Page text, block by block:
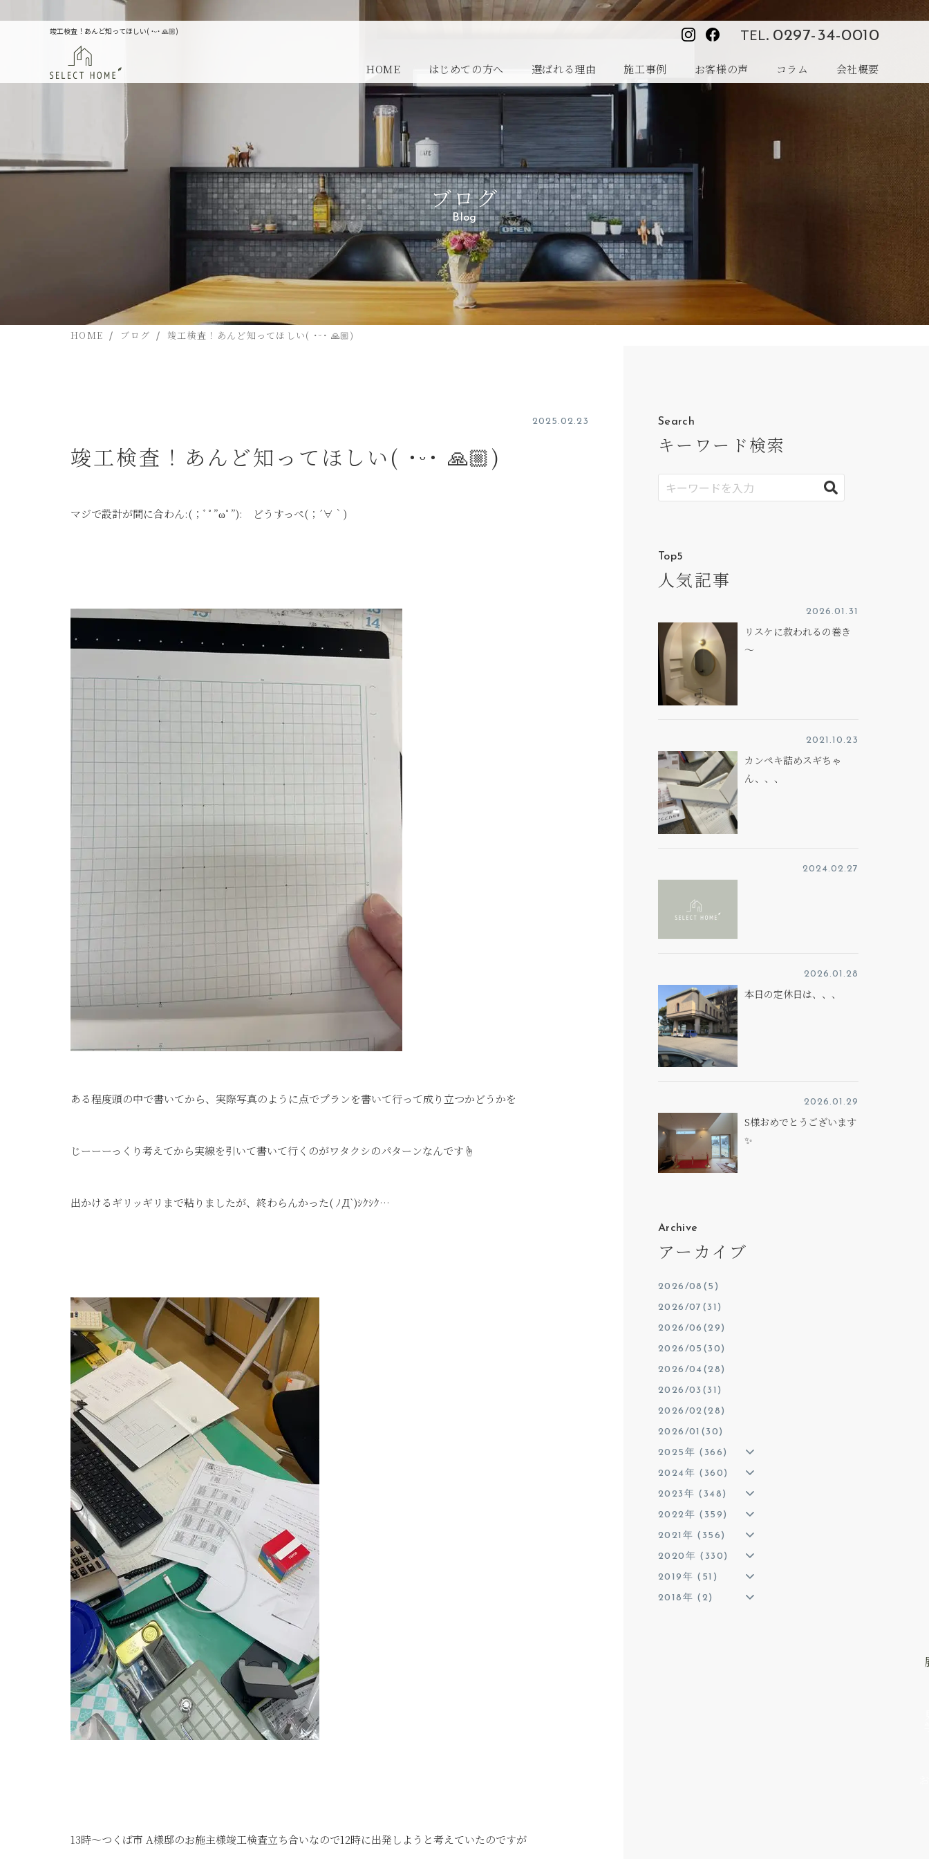
竣工検査！あんど知ってほしい( ˙ᵕ˙ 🙏🏼) TEL. 0297-34-0010
HOME はじめての方へ 選ばれる理由 施工事例 お客様の声 コラム 会社概要
ブログ
Blog
HOME ブログ 竣工検査！あんど知ってほしい( ˙ᵕ˙ 🙏🏼)
2025.02.23
竣工検査！あんど知ってほしい( ˙ᵕ˙ 🙏🏼)
マジで設計が間に合わん:(；ﾞﾟ”ωﾟ”): どうすっぺ(；´∀｀)
ある程度頭の中で書いてから、実際写真のように点でプランを書いて行って成り立つかどうかを
じーーーっくり考えてから実線を引いて書いて行くのがワタクシのパターンなんです☝
出かけるギリッギリまで粘りましたが、終わらんかった( ﾉД`)ｼｸｼｸ…
13時～つくば市 A様邸のお施主様竣工検査立ち合いなので12時に出発しようと考えていたのですが
Search
キーワード検索
Top5
人気記事
2026.01.31
リスケに救われるの巻き
～
2021.10.23
カンペキ詰めスギちゃ
ん、、、
2024.02.27
2026.01.28
本日の定休日は、、、
2026.01.29
S様おめでとうございます
✨
Archive
アーカイブ
2026/08(5)
2026/07(31)
2026/06(29)
2026/05(30)
2026/04(28)
2026/03(31)
2026/02(28)
2026/01(30)
2025年 (366)
2024年 (360)
2023年 (348)
2022年 (359)
2021年 (356)
2020年 (330)
2019年 (51)
2018年 (2)